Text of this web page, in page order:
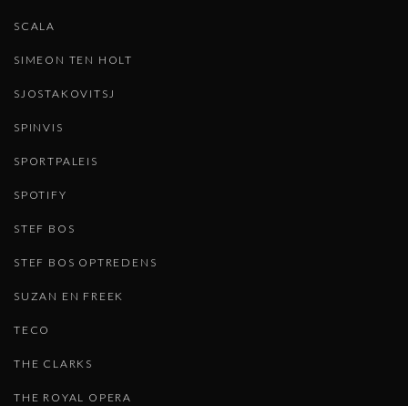
SCALA
SIMEON TEN HOLT
SJOSTAKOVITSJ
SPINVIS
SPORTPALEIS
SPOTIFY
STEF BOS
STEF BOS OPTREDENS
SUZAN EN FREEK
TECO
THE CLARKS
THE ROYAL OPERA